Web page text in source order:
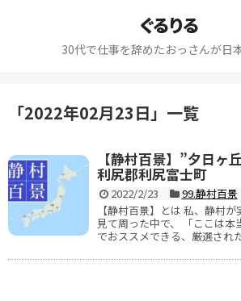
ぐるりる
30代で仕事を辞めたおっさんが日
「2022年02月23日」 一覧
【静村百景】”夕日
利尻郡利尻富士町
2022/2/23
99.静村百景
【静村百景】とは 私、静村
見て周った中で、 「ここは
でおススメできる、厳選され